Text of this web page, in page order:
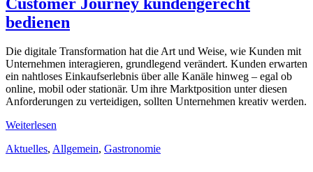
bedienen
Die digitale Transformation hat die Art und Weise, wie Kunden mit
Unternehmen interagieren, grundlegend verändert. Kunden erwarten
ein nahtloses Einkaufserlebnis über alle Kanäle hinweg – egal ob
online, mobil oder stationär. Um ihre Marktposition unter diesen
Anforderungen zu verteidigen, sollten Unternehmen kreativ werden.
Weiterlesen
Aktuelles, Allgemein, Gastronomie